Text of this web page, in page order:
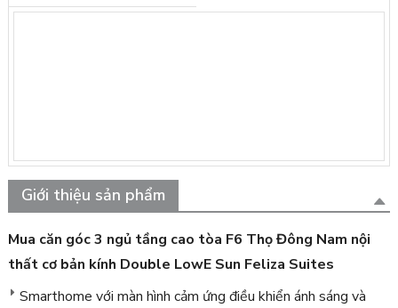
Giới thiệu sản phẩm
Mua căn góc 3 ngủ tầng cao tòa F6 Thọ Đông Nam nội
thất cơ bản kính Double LowE Sun Feliza Suites
Smarthome với màn hình cảm ứng điều khiển ánh sáng và